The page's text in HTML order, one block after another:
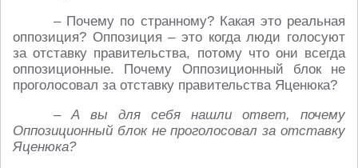
– Почему по странному? Какая это реальная
оппозиция? Оппозиция – это когда люди голосуют
за отставку правительства, потому что они всегда
оппозиционные. Почему Оппозиционный блок не
проголосовал за отставку правительства Яценюка?
– А вы для себя нашли ответ, почему
Оппозиционный блок не проголосовал за отставку
Яценюка?